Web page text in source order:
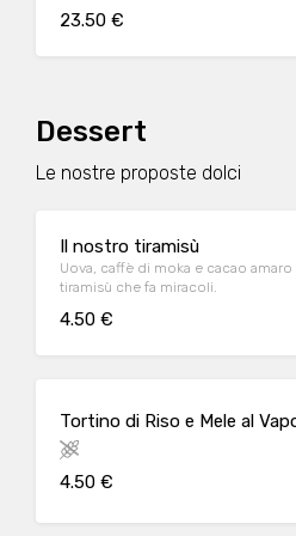
23.50 €
Dessert
Le nostre proposte dolci
Il nostro tiramisù
Uova, caffè di moka e cacao amaro
tiramisù che fa miracoli.
4.50 €
Tortino di Riso e Mele al
4.50 €